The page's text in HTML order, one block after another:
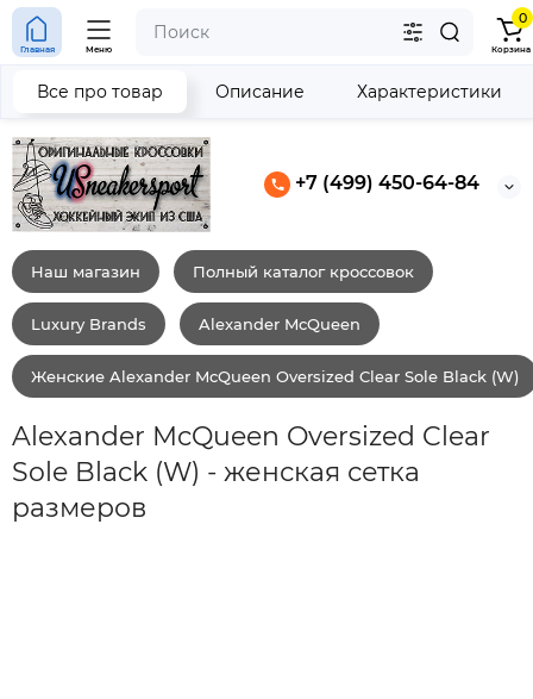
+7 (499) 450-64-84
Главная Меню
0
Корзина
Наш магазин Полный каталог кроссовок
Luxury Brands Alexander McQueen
Женские Alexander McQueen Oversized Clear Sole Black (W)
Alexander McQueen Oversized Clear
Sole Black (W) - женская сетка
размеров
Все про товар Описание Характеристики